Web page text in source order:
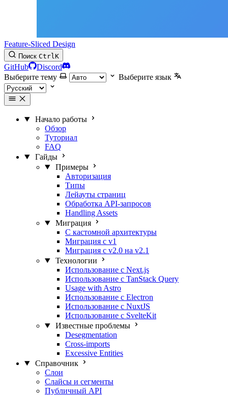
Feature-Sliced Design
Поиск CtrlK
GitHub
Discord
Выберите тему
Выберите язык
Начало работы
Обзор
Туториал
FAQ
Гайды
Примеры
Авторизация
Типы
Лейауты страниц
Обработка API-запросов
Handling Assets
Миграция
С кастомной архитектуры
Миграция с v1
Миграция с v2.0 на v2.1
Технологии
Использование с Next.js
Использование с TanStack Query
Usage with Astro
Использование с Electron
Использование с NuxtJS
Использование с SvelteKit
Известные проблемы
Desegmentation
Cross-imports
Excessive Entities
Справочник
Слои
Слайсы и сегменты
Публичный API